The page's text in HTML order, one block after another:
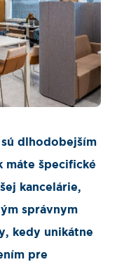
dlhodobejším
máte špecifické
kancelárie,
správnym
kedy unikátne
pre